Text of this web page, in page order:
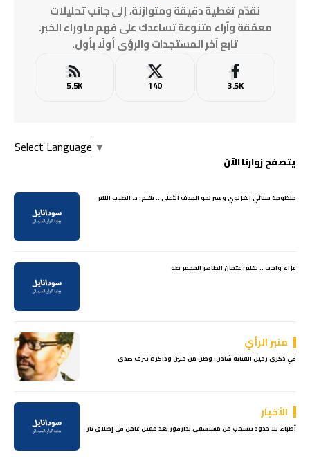
نقدّم تغطية دقيقة ومتوازنة، إلى جانب تحليلات
معمّقة وآراء متنوعة تساعدك على فهم ما وراء الخبر.
تابع آخر المستجدات والرؤى أولًا بأول.
3.5K
140
5.5K
Select Language ▼
يتصفح زوارنا الآن
منظومة سنائي الغزنوي وسير نحو الهدف الأعلى .. بقلم: د. الطيب النقر
عزاء واجب .. بقلم: ‏عثمان الطاهر المجمر طه
منبر الرأي
في ذكرى رحيل الفنانة شادن: وطن من حنين وذاكرة تنزف صدى
الأخبار
أطباء بلا حدود تنسحب من مستشفى بدارفور بعد مقتل عامل في إطلاق نار